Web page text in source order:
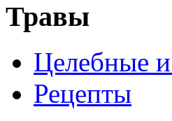
Травы
Целебные и
Рецепты